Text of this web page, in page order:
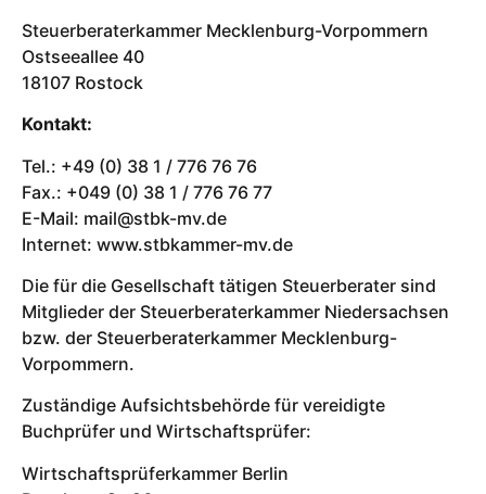
Steuerberaterkammer Mecklenburg-Vorpommern
Ostseeallee 40
18107 Rostock
Kontakt:
Tel.: +49 (0) 38 1 / 776 76 76
Fax.: +049 (0) 38 1 / 776 76 77
E-Mail: mail@stbk-mv.de
Internet: www.stbkammer-mv.de
Die für die Gesellschaft tätigen Steuerberater sind
Mitglieder der Steuerberaterkammer Niedersachsen
bzw. der Steuerberaterkammer Mecklenburg-
Vorpommern.
Zuständige Aufsichtsbehörde für vereidigte
Buchprüfer und Wirtschaftsprüfer:
Wirtschaftsprüferkammer Berlin